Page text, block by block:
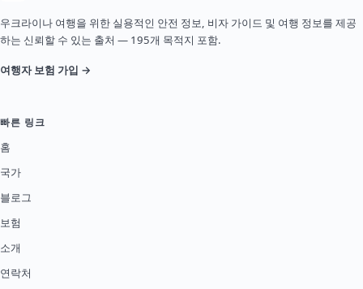
우크라이나 여행을 위한 실용적인 안전 정보, 비자 가이드 및 여행 정보를 제공
하는 신뢰할 수 있는 출처 — 195개 목적지 포함.
여행자 보험 가입 →
빠른 링크
홈
국가
블로그
보험
소개
연락처